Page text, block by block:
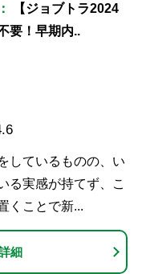
【ジョブトラ2024
要！早期内..
しているものの、い
る実感が持てず、こ
くことで新...
細